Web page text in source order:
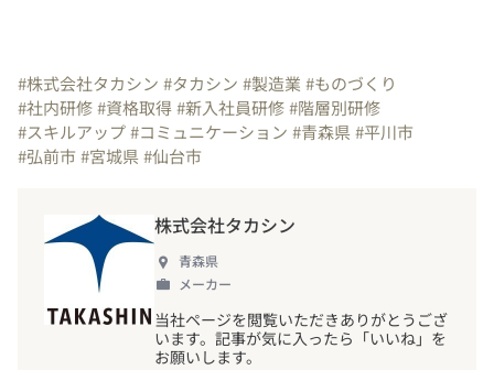
#株式会社タカシン #タカシン #製造業 #ものづくり
#社内研修#資格取得#新入社員研修#階層別研修
#スキルアップ#コミュニケーション #青森県#平川市
#弘前市 #宮城県#仙台市
株式会社タカシン
青森県
メーカー
当社ページを閲覧いただきありがとうござ
います。記事が気に入ったら「いいね」を
お願いします。